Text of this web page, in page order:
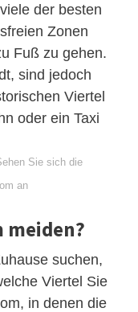
der besten
Zonen
Fuß zu gehen.
sind jedoch
Viertel
oder ein Taxi
Sie sich die
an
meiden?
suchen,
Viertel Sie
in denen die